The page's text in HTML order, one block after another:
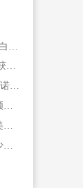
2021 年弗吉尼亚州州长杯葡萄酒获奖者名单公布
来自新西兰的 LOVEBLOCK 黑比诺 2012 年现已上市
云仓酒庄的品牌雷盛红酒推荐高颜值餐桌摆着又好看的雷盛红酒717
用适合您生肖的葡萄酒庆祝全国美酒日
雷盛红酒来自多少个国家？有多少种酒